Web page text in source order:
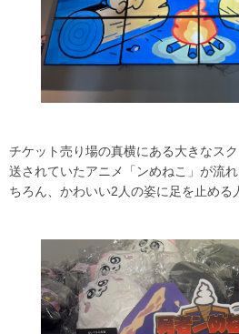
チケット売り場の真横にある大きなス
送されていたアニメ「ンめねこ」が流
ちろん、かわいい2人の姿に足を止める